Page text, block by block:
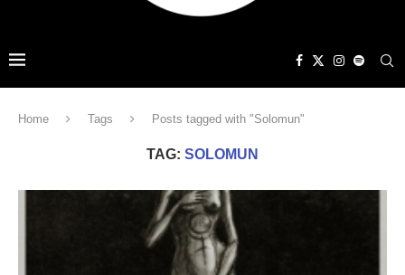
Home Tags Posts tagged with "Solomun"
TAG: SOLOMUN